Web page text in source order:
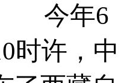
今年6
时许，中